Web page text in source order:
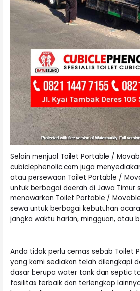
Selain menjual Toilet Portable /
cubiclephenolic.com juga
atau persewaan Toilet Portable /
untuk berbagai daerah di Jawa Timur
menawarkan Toilet Portable /
sewa untuk berbagai kebutuhan
jangka waktu harian, mingguan, atau
Anda tidak perlu cemas sebab Toilet
yang kami sediakan telah dilengkapi
dasar berupa water tank dan septic
fasilitas terbaik dan terlengkap